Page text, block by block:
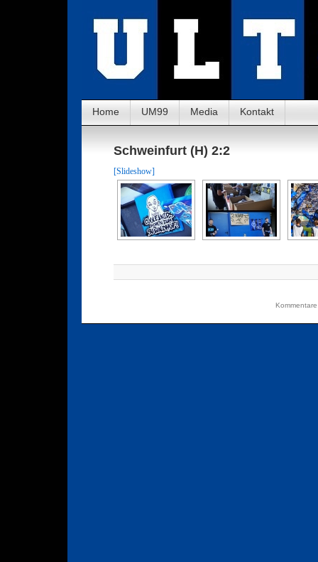
Home UM99 Media Kontakt
Schweinfurt (H) 2:2
[Slideshow]